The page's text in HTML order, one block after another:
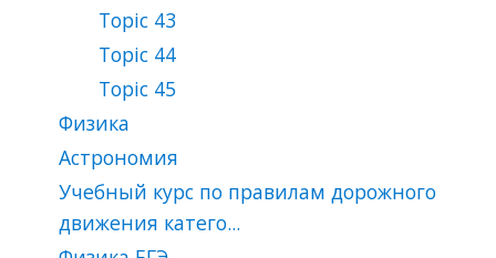
Topic 43
Topic 44
Topic 45
Физика
Астрономия
Учебный курс по правилам дорожного
движения катего...